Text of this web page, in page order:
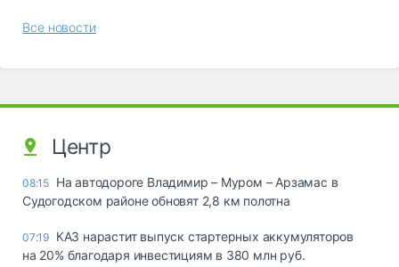
Все новости
Центр
08:15 На автодороге Владимир – Муром – Арзамас в
Судогодском районе обновят 2,8 км полотна
07:19 КАЗ нарастит выпуск стартерных аккумуляторов
на 20% благодаря инвестициям в 380 млн руб.